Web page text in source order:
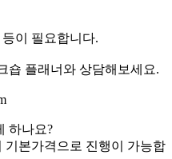
이 필요합니다.
숍 플래너와 상담해보세요.
하나요?
기본가격으로 진행이 가능합